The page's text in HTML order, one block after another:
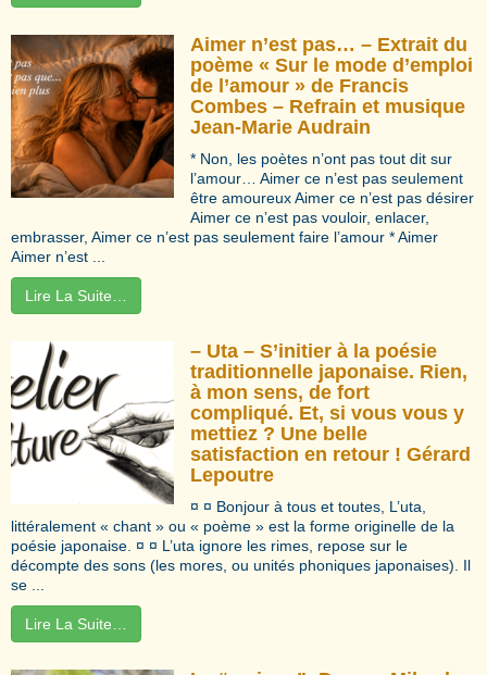
Aimer n’est pas… – Extrait du
poème « Sur le mode d’emploi
de l’amour » de Francis
Combes – Refrain et musique
Jean-Marie Audrain
* Non, les poètes n’ont pas tout dit sur
l’amour… Aimer ce n’est pas seulement
être amoureux Aimer ce n’est pas désirer
Aimer ce n’est pas vouloir, enlacer,
embrasser, Aimer ce n’est pas seulement faire l’amour * Aimer
Aimer n’est ...
Lire La Suite…
– Uta – S’initier à la poésie
traditionnelle japonaise. Rien,
à mon sens, de fort
compliqué. Et, si vous vous y
mettiez ? Une belle
satisfaction en retour ! Gérard
Lepoutre
¤ ¤ Bonjour à tous et toutes, L’uta,
littéralement « chant » ou « poème » est la forme originelle de la
poésie japonaise. ¤ ¤ L’uta ignore les rimes, repose sur le
décompte des sons (les mores, ou unités phoniques japonaises). Il
se ...
Lire La Suite…